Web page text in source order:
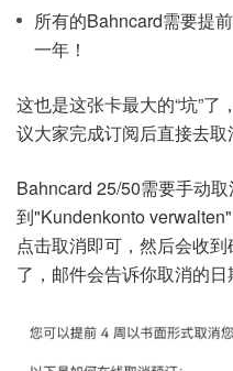
所有的Bahncard需要提
一年！
这也是这张卡最大的“坑”
议大家完成订阅后直接去取
Bahncard 25/50需要手动
到"Kundenkonto verwalten"
点击取消即可，然后会收
了，邮件会告诉你取消的日